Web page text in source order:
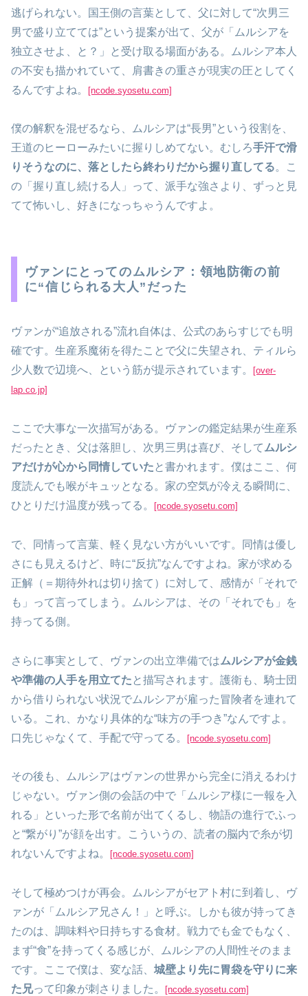
逃げられない。国王側の言葉として、父に対して“次男三
男で盛り立てては”という提案が出て、父が「ムルシアを
独立させよ、と？」と受け取る場面がある。ムルシア本人
の不安も描かれていて、肩書きの重さが現実の圧としてく
るんですよね。
[ncode.syosetu.com]
僕の解釈を混ぜるなら、ムルシアは“長男”という役割を、
王道のヒーローみたいに握りしめてない。むしろ手汗で滑
りそうなのに、落としたら終わりだから握り直してる。こ
の「握り直し続ける人」って、派手な強さより、ずっと見
てて怖いし、好きになっちゃうんですよ。
ヴァンにとってのムルシア：領地防衛の前
に“信じられる大人”だった
ヴァンが“追放される”流れ自体は、公式のあらすじでも明
確です。生産系魔術を得たことで父に失望され、ティルら
少人数で辺境へ、という筋が提示されています。
[over-
lap.co.jp]
ここで大事な一次描写がある。ヴァンの鑑定結果が生産系
だったとき、父は落胆し、次男三男は喜び、そしてムルシ
アだけが心から同情していた と書かれます。僕はここ、何
度読んでも喉がキュッとなる。家の空気が冷える瞬間に、
ひとりだけ温度が残ってる。
[ncode.syosetu.com]
で、同情って言葉、軽く見ない方がいいです。同情は優し
さにも見えるけど、時に“反抗”なんですよね。家が求める
正解（＝期待外れは切り捨て）に対して、感情が「それで
も」って言ってしまう。ムルシアは、その「それでも」を
持ってる側。
さらに事実として、ヴァンの出立準備ではムルシアが金銭
や準備の人手を用立てた と描写されます。護衛も、騎士団
から借りられない状況でムルシアが雇った冒険者を連れて
いる。これ、かなり具体的な“味方の手つき”なんですよ。
口先じゃなくて、手配で守ってる。
[ncode.syosetu.com]
その後も、ムルシアはヴァンの世界から完全に消えるわけ
じゃない。ヴァン側の会話の中で「ムルシア様に一報を入
れる」といった形で名前が出てくるし、物語の進行でふっ
と“繋がり”が顔を出す。こういうの、読者の脳内で糸が切
れないんですよね。
[ncode.syosetu.com]
そして極めつけが再会。ムルシアがセアト村に到着し、ヴ
ァンが「ムルシア兄さん！」と呼ぶ。しかも彼が持ってき
たのは、調味料や日持ちする食材。戦力でも金でもなく、
まず“食”を持ってくる感じが、ムルシアの人間性そのまま
です。ここで僕は、変な話、 城壁より先に胃袋を守りに来
た兄って印象が刺さりました。 [ncode.syosetu.com]